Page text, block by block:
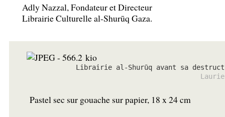
Adly Nazzal, Fondateur et Directeur
Librairie Culturelle al-Shurūq Gaza.
Librairie al-Shurūq avant sa
Pastel sec sur gouache sur papier, 18 x 24 cm